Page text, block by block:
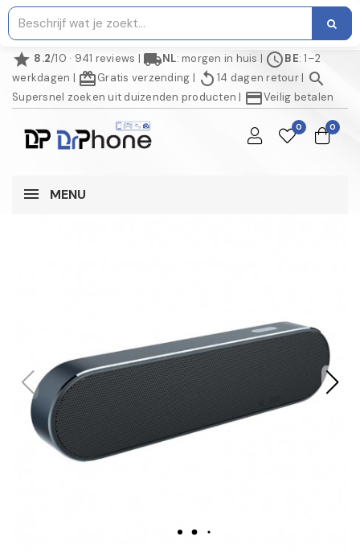
star 8.2/10 · 941 reviews | local_shippingNL: morgen in huis | scheduleBE: 1–2
werkdagen | redeemGratis verzending | replay 14 dagen retour| search
Supersnel zoeken uit duizenden producten | credit_cardVeilig betalen
0 0
MENU